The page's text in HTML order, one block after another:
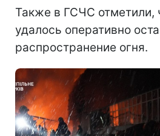
Также в ГСЧС отметили,
удалось оперативно
распространение огня.